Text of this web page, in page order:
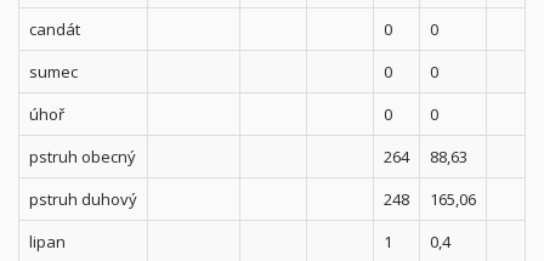
candát
0
0
sumec
0
0
úhoř
0
0
pstruh obecný
264
88,63
pstruh duhový
248
165,06
lipan
1
0,4